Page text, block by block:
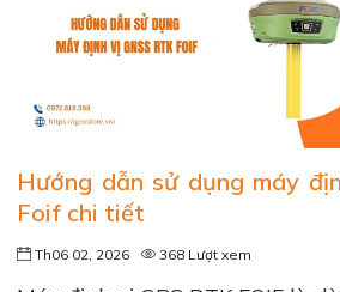
Hướng dẫn sử dụng máy
Foif chi tiết
Th06 02, 2026 368 Lượt xem